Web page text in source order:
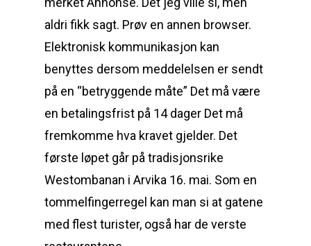
aldri fikk sagt. Prøv en annen browser.
Elektronisk kommunikasjon kan
benyttes dersom meddelelsen er sendt
på en “betryggende måte” Det må være
en betalingsfrist på 14 dager Det må
fremkomme hva kravet gjelder. Det
første løpet går på tradisjonsrike
Westombanan i Arvika 16. mai. Som en
tommelfingerregel kan man si at gatene
med flest turister, også har de verste